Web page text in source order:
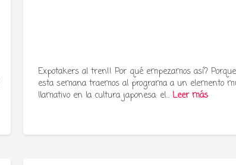
Expotakers al tren!! Por qué empezamos así? Porque
esta semana traemos al programa a un elemento
llamativo en la cultura japonesa: el…Leer más